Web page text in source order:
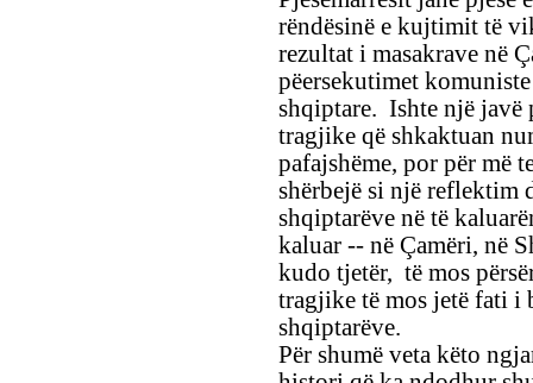
rëndësinë e kujtimit të
rezultat i masakrave në
pëersekutimet
shqiptare. Ishte një
tragjike që shkaktuan
pafajshëme, por për më
shërbejë si një reflektim
shqiptarëve në të
kaluar -- në Çamëri, në
kudo tjetër, të mos
tragjike të mos jetë fati i
shqiptarëve.
Për shumë veta këto